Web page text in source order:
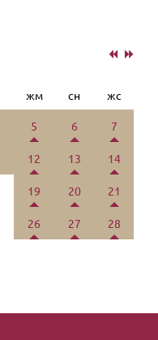
жм сн жс
5 6 7
12 13 14
19 20 21
26 27 28